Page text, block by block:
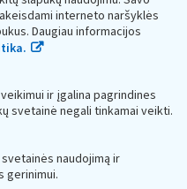
interneto naršyklės
Daugiau informacijos
ir įgalina pagrindines
svetainė negali tinkamai veikti.
naudojimą ir
gerinimui.
Vilnius, Lietuva, el.paštas:
188659752
prie Lietuvos
ir saugomi Juridinių